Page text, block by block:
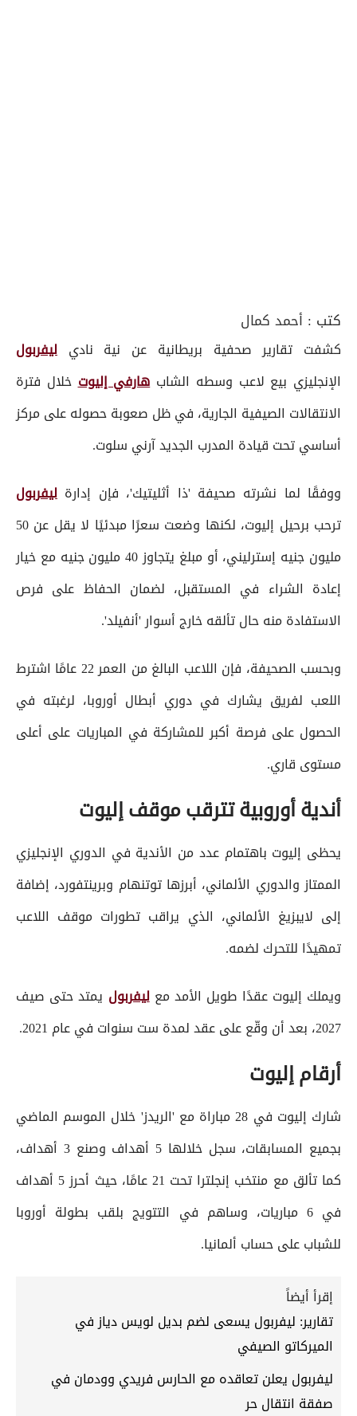
كتب : أحمد كمال
كشفت تقارير صحفية بريطانية عن نية نادي ليفربول
الإنجليزي بيع لاعب وسطه الشابهارفي إليوتخلال فترة
الانتقالات الصيفية الجارية، في ظل صعوبة حصوله على مركز
أساسي تحت قيادة المدرب الجديد آرني سلوت.
ووفقًا لما نشرته صحيفة 'ذا أثليتيك'، فإن إدارة ليفربول
ترحب برحيل إليوت، لكنها وضعت سعرًا مبدئيًا لا يقل عن 50
مليون جنيه إسترليني، أو مبلغ يتجاوز 40 مليون جنيه مع خيار
إعادة الشراء في المستقبل، لضمان الحفاظ على فرص
الاستفادة منه حال تألقه خارج أسوار 'أنفيلد'.
وبحسب الصحيفة، فإن اللاعب البالغ من العمر 22 عامًا اشترط
اللعب لفريق يشارك في دوري أبطال أوروبا، لرغبته في
الحصول على فرصة أكبر للمشاركة في المباريات على أعلى
مستوى قاري.
أندية أوروبية تترقب موقف إليوت
يحظى إليوت باهتمام عدد من الأندية في الدوري الإنجليزي
الممتاز والدوري الألماني، أبرزها توتنهام وبرينتفورد، إضافة
إلى لايبزيغ الألماني، الذي يراقب تطورات موقف اللاعب
تمهيدًا للتحرك لضمه.
ويملك إليوت عقدًا طويل الأمد معليفربول يمتد حتى صيف
2027، بعد أن وقّع على عقد لمدة ست سنوات في عام 2021.
أرقام إليوت
شارك إليوت في 28 مباراة مع 'الريدز' خلال الموسم الماضي
بجميع المسابقات، سجل خلالها 5 أهداف وصنع 3 أهداف،
كما تألق مع منتخب إنجلترا تحت 21 عامًا، حيث أحرز 5 أهداف
في 6 مباريات، وساهم في التتويج بلقب بطولة أوروبا
للشباب على حساب ألمانيا.
إقرأ أيضاً
تقارير: ليفربول يسعى لضم بديل لويس دياز في
الميركاتو الصيفي
ليفربول يعلن تعاقده مع الحارس فريدي وودمان في
صفقة انتقال حر